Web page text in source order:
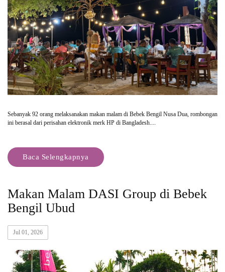
Sebanyak 92 orang melaksanakan makan malam di Bebek Bengil Nusa Dua, rombongan
ini berasal dari perisahan elektronik merk HP di Bangladesh....
Baca Selengkapnya
Makan Malam DASI Group di Bebek
Bengil Ubud
Jul 01, 2026